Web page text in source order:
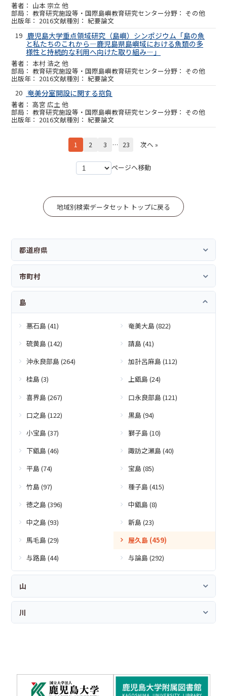
山本 宗立 他
教育研究施設等・国際島嶼教育研究センター その他
2016
紀要論文
19 鹿児島大学重点領域研究（島嶼）シンポジウム「島の魚
と私たちのこれから―鹿児島県島嶼域における魚類の多
様性と持続的な利用へ向けた取り組み―」
本村 浩之 他
教育研究施設等・国際島嶼教育研究センター その他
2016
紀要論文
20 奄美分室開設に関する抱負
高宮 広土 他
教育研究施設等・国際島嶼教育研究センター その他
2016 紀要論文
1 2 3 … 23 次へ »
ページへ移動
地域別検索データセット トップに戻る
都道府県
市町村
島
悪石島 (41)
奄美大島 (822)
硫黄島 (142)
請島 (41)
沖永良部島 (264)
加計呂麻島 (112)
桂島 (3)
上甑島 (24)
喜界島 (267)
口永良部島 (121)
口之島 (122)
黒島 (94)
小宝島 (37)
獅子島 (10)
下甑島 (46)
諏訪之瀬島 (40)
平島 (74)
宝島 (85)
竹島 (97)
種子島 (415)
徳之島 (396)
中甑島 (8)
中之島 (93)
新島 (23)
馬毛島 (29)
屋久島 (459)
与路島 (44)
与論島 (292)
山
川